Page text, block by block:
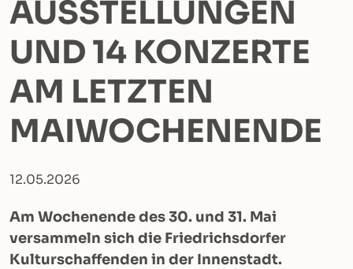
AUSSTELLUNGEN
UND 14 KONZERTE
AM LETZTEN
MAIWOCHENENDE
12.05.2026
Am Wochenende des 30. und 31. Mai
versammeln sich die Friedrichsdorfer
Kulturschaffenden in der Innenstadt.